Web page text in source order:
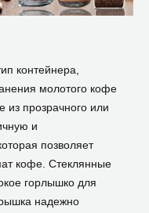
контейнера,
молотого кофе
из прозрачного или
и
позволяет
кофе. Стеклянные
горлышко для
надежно